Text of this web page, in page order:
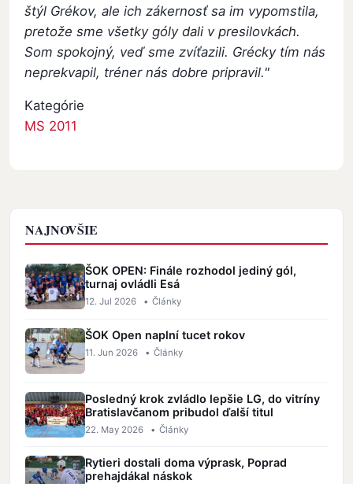
štýl Grékov, ale ich zákernosť sa im vypomstila,
pretože sme všetky góly dali v presilovkách.
Som spokojný, veď sme zvíťazili. Grécky tím nás
neprekvapil, tréner nás dobre pripravil."
Kategórie
MS 2011
NAJNOVŠIE
ŠOK OPEN: Finále rozhodol jediný gól,
turnaj ovládli Esá
12. Jul 2026 • Články
ŠOK Open naplní tucet rokov
11. Jun 2026 • Články
Posledný krok zvládlo lepšie LG, do vitríny
Bratislavčanom pribudol ďalší titul
22. May 2026 • Články
Rytieri dostali doma výprask, Poprad
prehajdákal náskok